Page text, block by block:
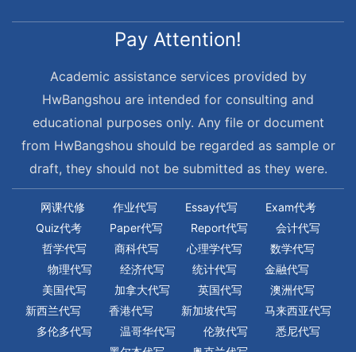
Pay Attention!
Academic assistance services provided by
HwBangshou are intended for consulting and
educational purposes only. Any file or document
from HwBangshou should be regarded as sample or
draft, they should not be submitted as they were.
网课代修 作业代写 Essay代写
Exam代考
Quiz代考
Paper代写 Report代写
会计代写
哲学代写
商科代写 心理学代写
数学代写
物理代写
经济代写 统计代写
金融代写
美国代写
加拿大代写 英国代写
澳洲代写
新西兰代写
香港代写 新加坡代写
马来西亚代写
多伦多代写
温哥华代写 伦敦代写
悉尼代写